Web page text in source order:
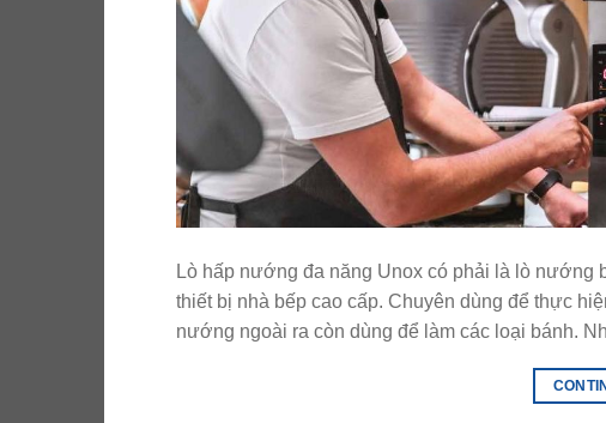
Lò hấp nướng đa năng Unox có phải là lò nướng
thiết bị nhà bếp cao cấp. Chuyên dùng để thực
nướng ngoài ra còn dùng để làm các loại bánh.